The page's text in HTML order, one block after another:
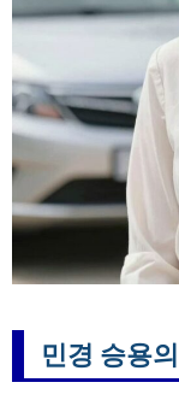
민경 승용